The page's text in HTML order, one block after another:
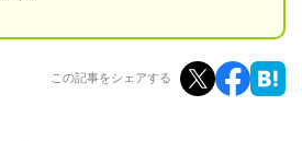
この記事をシェアする